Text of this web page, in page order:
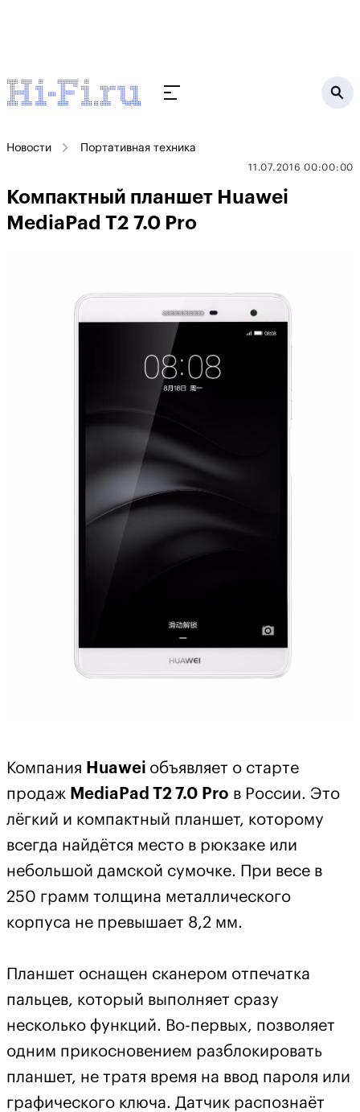
Новости Портативная техника
11.07.2016 00:00:00
Компактный планшет Huawei
MediaPad T2 7.0 Pro
Компания Huawei объявляет о старте
продаж MediaPad T2 7.0 Pro в России. Это
лёгкий и компактный планшет, которому
всегда найдётся место в рюкзаке или
небольшой дамской сумочке. При весе в
250 грамм толщина металлического
корпуса не превышает 8,2 мм.
Планшет оснащен сканером отпечатка
пальцев, который выполняет сразу
несколько функций. Во-первых, позволяет
одним прикосновением разблокировать
планшет, не тратя время на ввод пароля или
графического ключа. Датчик распознаёт